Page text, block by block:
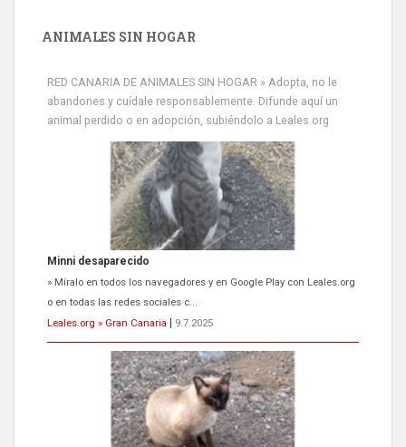
ANIMALES SIN HOGAR
RED CANARIA DE ANIMALES SIN HOGAR » Adopta, no le
abandones y cuídale responsablemente. Difunde aquí un
animal perdido o en adopción, subiéndolo a Leales.org
Minni desaparecido
» Míralo en todos los navegadores y en Google Play con Leales.org
o en todas las redes sociales c...
Leales.org » Gran Canaria
9.7.2025